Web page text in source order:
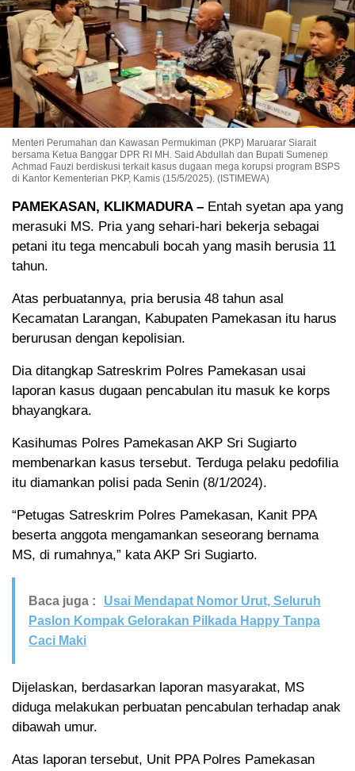
Menteri Perumahan dan Kawasan Permukiman (PKP) Maruarar Siarait
bersama Ketua Banggar DPR RI MH. Said Abdullah dan Bupati Sumenep
Achmad Fauzi berdiskusi terkait kasus dugaan mega korupsi program BSPS
di Kantor Kementerian PKP, Kamis (15/5/2025). (ISTIMEWA)
PAMEKASAN, KLIKMADURA – Entah syetan apa yang
merasuki MS. Pria yang sehari-hari bekerja sebagai
petani itu tega mencabuli bocah yang masih berusia 11
tahun.
Atas perbuatannya, pria berusia 48 tahun asal
Kecamatan Larangan, Kabupaten Pamekasan itu harus
berurusan dengan kepolisian.
Dia ditangkap Satreskrim Polres Pamekasan usai
laporan kasus dugaan pencabulan itu masuk ke korps
bhayangkara.
Kasihumas Polres Pamekasan AKP Sri Sugiarto
membenarkan kasus tersebut. Terduga pelaku pedofilia
itu diamankan polisi pada Senin (8/1/2024).
“Petugas Satreskrim Polres Pamekasan, Kanit PPA
beserta anggota mengamankan seseorang bernama
MS, di rumahnya,” kata AKP Sri Sugiarto.
Baca juga :
Usai Mendapat Nomor Urut, Seluruh
Paslon Kompak Gelorakan Pilkada Happy Tanpa
Caci Maki
Dijelaskan, berdasarkan laporan masyarakat, MS
diduga melakukan perbuatan pencabulan terhadap anak
dibawah umur.
Atas laporan tersebut, Unit PPA Polres Pamekasan